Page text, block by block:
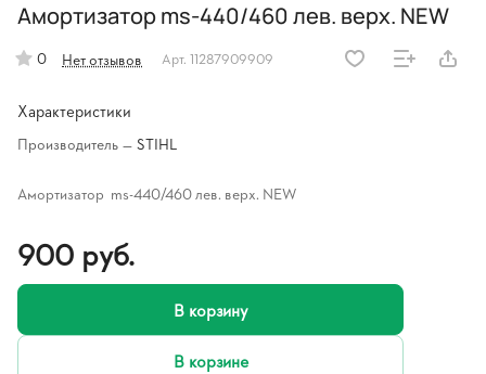
Амортизатор ms-440/460 лев. верх. NEW
0 Нет отзывов Арт. 11287909909
Характеристики
Производитель — STIHL
Амортизатор ms-440/460 лев. верх. NEW
900 руб.
В корзину
В корзине